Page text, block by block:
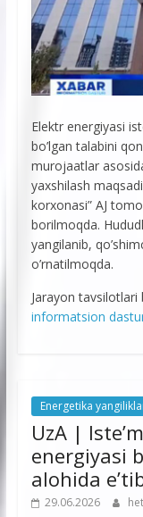
Elektr energiyasi
bo’lgan talabini
murojaatlar
yaxshilash
korxonasi” AJ
borilmoqda.
yangilanib,
o’rnatilmoqda.
Jarayon tavsilotlari
informatsion
Energetika
UzA |
energiyasi
alohida
29.06.2026